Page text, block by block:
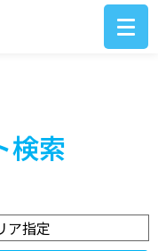
検索
指定